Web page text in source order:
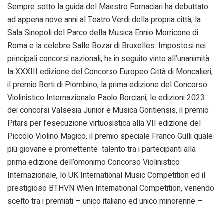
Sempre sotto la guida del Maestro Fornaciari ha debuttato
ad appena nove anni al Teatro Verdi della propria città, la
Sala Sinopoli del Parco della Musica Ennio Morricone di
Roma e la celebre Salle Bozar di Bruxelles. Impostosi nei
principali concorsi nazionali, ha in seguito vinto all’unanimità
la XXXIII edizione del Concorso Europeo Città di Moncalieri,
il premio Berti di Piombino, la prima edizione del Concorso
Violinistico Internazionale Paolo Borciani, le edizioni 2023
dei concorsi Valsesia Junior e Musica Goritiensis, il premio
Pitars per l’esecuzione virtuosistica alla VII edizione del
Piccolo Violino Magico, il premio speciale Franco Gulli quale
più giovane e promettente talento tra i partecipanti alla
prima edizione dell’omonimo Concorso Violinistico
Internazionale, lo UK International Music Competition ed il
prestigioso BTHVN Wien International Competition, venendo
scelto tra i premiati – unico italiano ed unico minorenne –